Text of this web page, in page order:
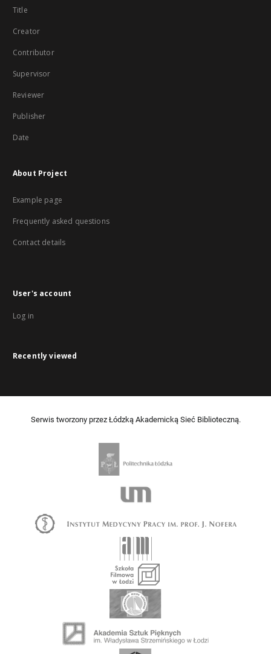
Title
Creator
Contributor
Supervisor
Reviewer
Publisher
Date
About Project
Example page
Frequently asked questions
Contact details
User's account
Log in
Recently viewed
Serwis tworzony przez Łódzką Akademicką Sieć Biblioteczną.